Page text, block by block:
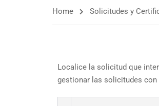
Home Solicitudes y
Localice la solicitud que
gestionar las solicitudes con